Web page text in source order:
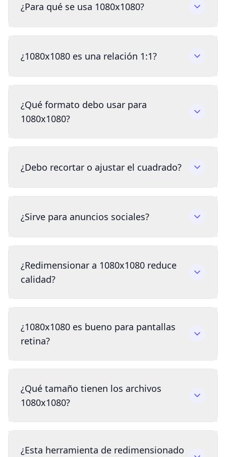
¿Para qué se usa 1080x1080?
¿1080x1080 es una relación 1:1?
¿Qué formato debo usar para
1080x1080?
¿Debo recortar o ajustar el cuadrado?
¿Sirve para anuncios sociales?
¿Redimensionar a 1080x1080 reduce
calidad?
¿1080x1080 es bueno para pantallas
retina?
¿Qué tamaño tienen los archivos
1080x1080?
¿Esta herramienta de redimensionado